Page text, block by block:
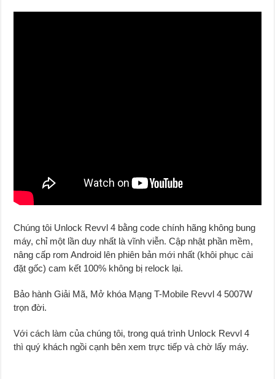
Chúng tôi Unlock Revvl 4 bằng code chính hãng không bung
máy, chỉ một lần duy nhất là vĩnh viễn. Cập nhật phần mềm,
nâng cấp rom Android lên phiên bản mới nhất (khôi phục cài
đặt gốc) cam kết 100% không bị relock lại.
Bảo hành Giải Mã, Mở khóa Mạng T-Mobile Revvl 4 5007W
trọn đời.
Với cách làm của chúng tôi, trong quá trình Unlock Revvl 4
thì quý khách ngồi cạnh bên xem trực tiếp và chờ lấy máy.